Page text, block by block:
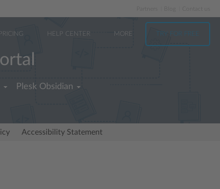
Partners
HELP CENTER MORE TRY FOR FREE
Plesk Obsidian
Accessibility Statement